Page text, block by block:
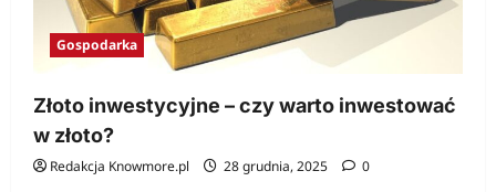
Gospodarka
Złoto inwestycyjne – czy warto inwestować
w złoto?
Redakcja Knowmore.pl 28 grudnia, 2025 0